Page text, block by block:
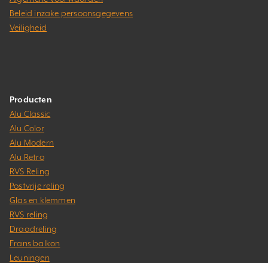
Beleid inzake persoonsgegevens
Veiligheid
Producten
Alu Classic
Alu Color
Alu Modern
Alu Retro
RVS Reling
Postvrije reling
Glas en klemmen
RVS reling
Draadreling
Frans balkon
Leuningen